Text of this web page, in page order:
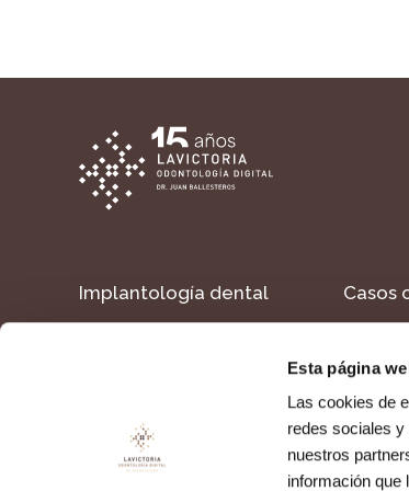
Esta página
Las cookies de
redes sociales
nuestros
información que
Implantología dental Casos
Política de cookies Política de privacidad